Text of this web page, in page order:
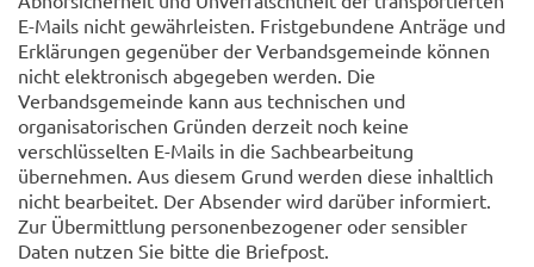
E-Mails nicht gewährleisten. Fristgebundene Anträge und
Erklärungen gegenüber der Verbandsgemeinde können
nicht elektronisch abgegeben werden. Die
Verbandsgemeinde kann aus technischen und
organisatorischen Gründen derzeit noch keine
verschlüsselten E-Mails in die Sachbearbeitung
übernehmen. Aus diesem Grund werden diese inhaltlich
nicht bearbeitet. Der Absender wird darüber informiert.
Zur Übermittlung personenbezogener oder sensibler
Daten nutzen Sie bitte die Briefpost.